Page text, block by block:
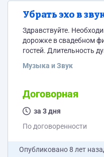
Убрать эхо в
Здравствуйте.
дорожке в свадебном
гостей. Длительность думаю не играет особо роли,
потом применить ко
Музыка и Звук
Договорная
за 3 дня
По договоренности
Опубликовано8 лет